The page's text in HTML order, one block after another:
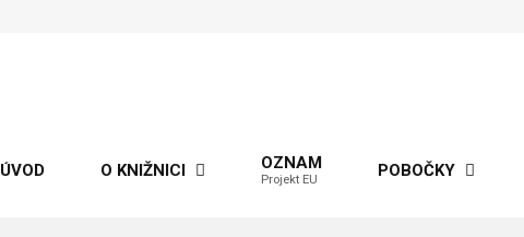
ÚVOD O KNIŽNICI OZNAM
Projekt EU POBOČKY